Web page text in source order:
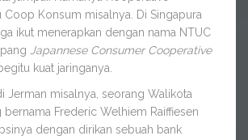
Coop Konsum misalnya. Di Singapura
ikut menerapkan dengan nama NTUC
Japannese Consumer Cooperative
kuat jaringanya.
Jerman misalnya, seorang Walikota
Frederic Welhiem Raiffiesen
dengan dirikan sebuah bank